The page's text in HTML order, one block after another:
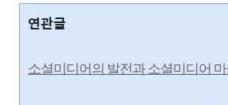
연관글
소셜미디어의 발전과 소셜미디어